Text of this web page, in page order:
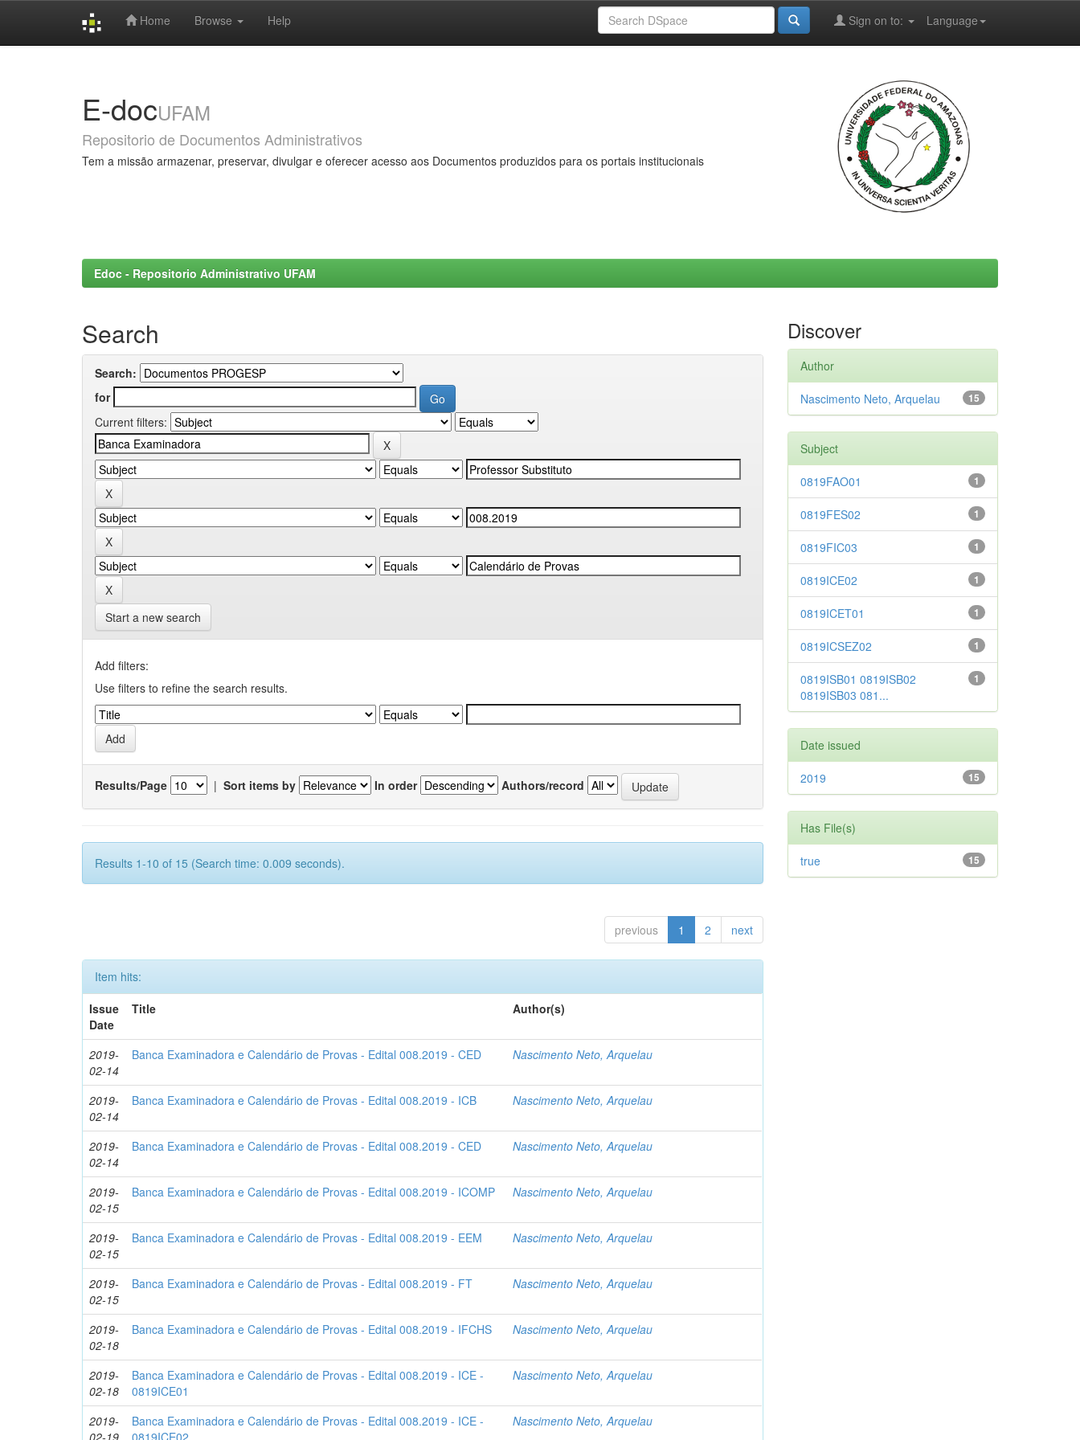
Home Browse Help Language
Sign on to:
E-docUFAM
Repositorio de Documentos Administrativos
Tem a missão armazenar, preservar, divulgar e oferecer acesso aos Documentos produzidos para os portais institucionais
Edoc - Repositorio Administrativo UFAM
Search
Search:
for
Current filters:
Start a new search
Add filters:
Use filters to refine the search results.
Results/Page | Sort items by In order Authors/record
Results 1-10 of 15 (Search time: 0.009 seconds).
previous 1 2 next
Item hits:
Issue
Date
Title Author(s)
2019-
02-14
Banca Examinadora e Calendário de Provas - Edital 008.2019 - CED Nascimento Neto, Arquelau
2019-
02-14
Banca Examinadora e Calendário de Provas - Edital 008.2019 - ICB Nascimento Neto, Arquelau
2019-
02-14
Banca Examinadora e Calendário de Provas - Edital 008.2019 - CED Nascimento Neto, Arquelau
2019-
02-15
Banca Examinadora e Calendário de Provas - Edital 008.2019 - ICOMP Nascimento Neto, Arquelau
2019-
02-15
Banca Examinadora e Calendário de Provas - Edital 008.2019 - EEM Nascimento Neto, Arquelau
2019-
02-15
Banca Examinadora e Calendário de Provas - Edital 008.2019 - FT Nascimento Neto, Arquelau
2019-
02-18
Banca Examinadora e Calendário de Provas - Edital 008.2019 - IFCHS Nascimento Neto, Arquelau
2019-
02-18
Banca Examinadora e Calendário de Provas - Edital 008.2019 - ICE -
0819ICE01
Nascimento Neto, Arquelau
2019-
02-19
Banca Examinadora e Calendário de Provas - Edital 008.2019 - ICE -
0819ICE02
Nascimento Neto, Arquelau
Discover
Author
15
Nascimento Neto, Arquelau
Subject
1
0819FAO01
1
0819FES02
1
0819FIC03
1
0819ICE02
1
0819ICET01
1
0819ICSEZ02
1
0819ISB01 0819ISB02
0819ISB03 081...
Date issued
15
2019
Has File(s)
15
true